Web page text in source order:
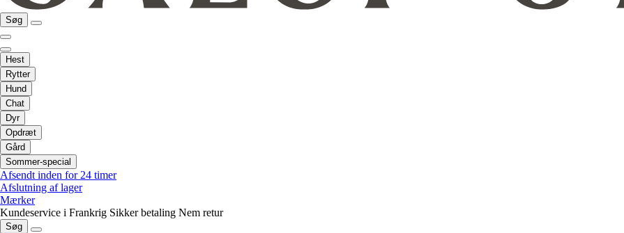
Søg
Hest
Rytter
Hund
Chat
Dyr
Opdræt
Gård
Sommer-special
Afsendt inden for 24 timer
Afslutning af lager
Mærker
Kundeservice i Frankrig Sikker betaling Nem retur
Søg